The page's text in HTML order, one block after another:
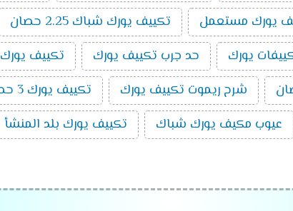
يورك مستعمل تكييف يورك شباك 2.25 حصان
يورك حد جرب تكييف يورك تكييف يورك 5 حصان
شرح ريموت تكييف يورك تكييف يورك 3 حصان
عيوب مكيف يورك شباك تكييف يورك بلد المنشأ